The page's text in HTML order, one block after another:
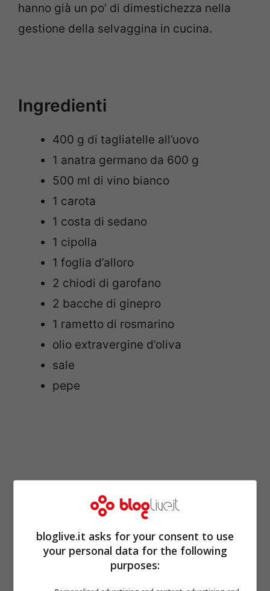
hanno già un po’ di dimestichezza nella
gestione della selvaggina in cucina.
Ingredienti
400 g di tagliatelle all’uovo
1 anatra germano da 600 g
500 ml di vino bianco
1 carota
1 costa di sedano
1 cipolla
1 foglia d’alloro
2 chiodi di garofano
2 bacche di ginepro
1 rametto di rosmarino
olio extravergine d’oliva
sale
pepe
bloglive.it asks for your consent to use
your personal data for the following
purposes: